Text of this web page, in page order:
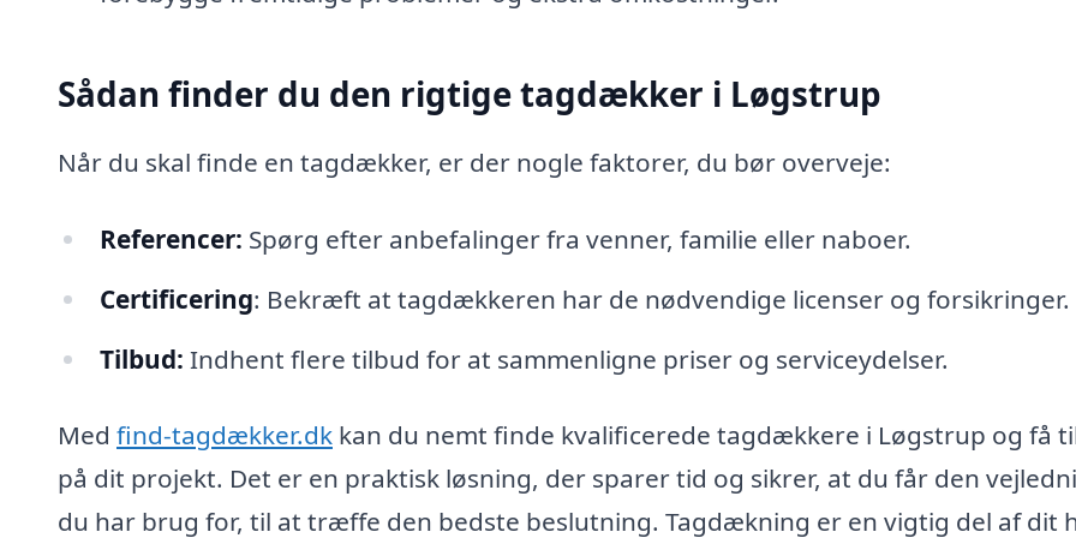
Sådan finder du den rigtige tagdækker i Løgstrup
Når du skal finde en tagdækker, er der nogle faktorer, du bør overveje:
Referencer: Spørg efter anbefalinger fra venner, familie eller naboer.
Certificering: Bekræft at tagdækkeren har de nødvendige licenser og forsikringer.
Tilbud: Indhent flere tilbud for at sammenligne priser og serviceydelser.
Med find-tagdækker.dk kan du nemt finde kvalificerede tagdækkere i Løgstrup og få
på dit projekt. Det er en praktisk løsning, der sparer tid og sikrer, at du får den
du har brug for, til at træffe den bedste beslutning. Tagdækning er en vigtig del af dit